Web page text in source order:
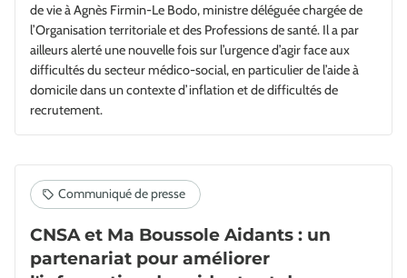
de vie à Agnès Firmin-Le Bodo, ministre déléguée chargée de
l’Organisation territoriale et des Professions de santé. Il a par
ailleurs alerté une nouvelle fois sur l’urgence d’agir face aux
difficultés du secteur médico-social, en particulier de l’aide à
domicile dans un contexte d’inflation et de difficultés de
recrutement.
CNSA et Ma Boussole Aidants : un
partenariat pour améliorer